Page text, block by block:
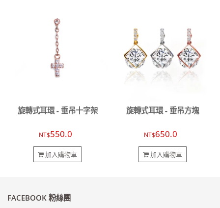
旋轉式耳環 - 垂吊十字架
NT$550.0
加入購物車
旋轉式耳環 - 垂吊方塊
NT$650.0
加入購物車
FACEBOOK 粉絲團